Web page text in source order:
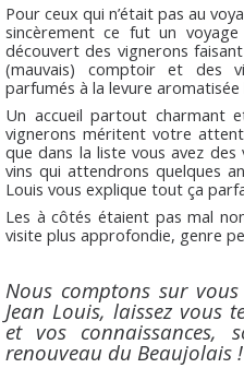
Pour ceux qui n’était pas au
sincèrement ce fut un
découvert des vignerons
(mauvais) comptoir et des
parfumés à la levure
Un accueil partout charmant
vignerons méritent votre
que dans la liste vous avez
vins qui attendrons quelques
Louis vous explique tout ça
Les à côtés étaient pas mal
visite plus approfondie, genre
Nous comptons sur
Jean Louis, laissez vous
et vos connaissances,
renouveau du Beaujolais !